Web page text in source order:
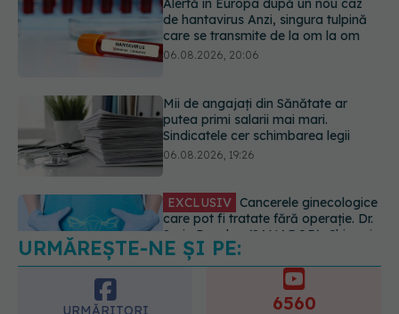
Mii de angajați din Sănătate ar
putea primi salarii mai mari.
Sindicatele cer schimbarea legii
EXCLUSIV Cancerele ginecologice
care pot fi tratate fără operație. Dr.
Sorin Bogdan (SANADOR): Chirurgia
06.08.2026, 19:05
EXCLUSIV
radioterapie externă în cancerul
ginecologic. Dr. Sorin Bogdan
(SANADOR) explică diferența și
cum acționează tratamentul
URMĂREȘTE-NE ȘI PE:
URMĂRITORI 6560
ABONAȚI